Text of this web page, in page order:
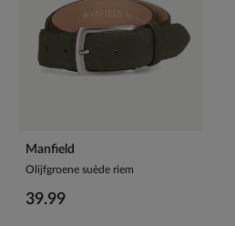
Manfield
Olijfgroene suède riem
39.99